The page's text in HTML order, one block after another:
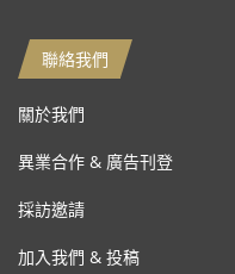
聯絡我們
關於我們
異業合作 & 廣告刊登
採訪邀請
加入我們 & 投稿